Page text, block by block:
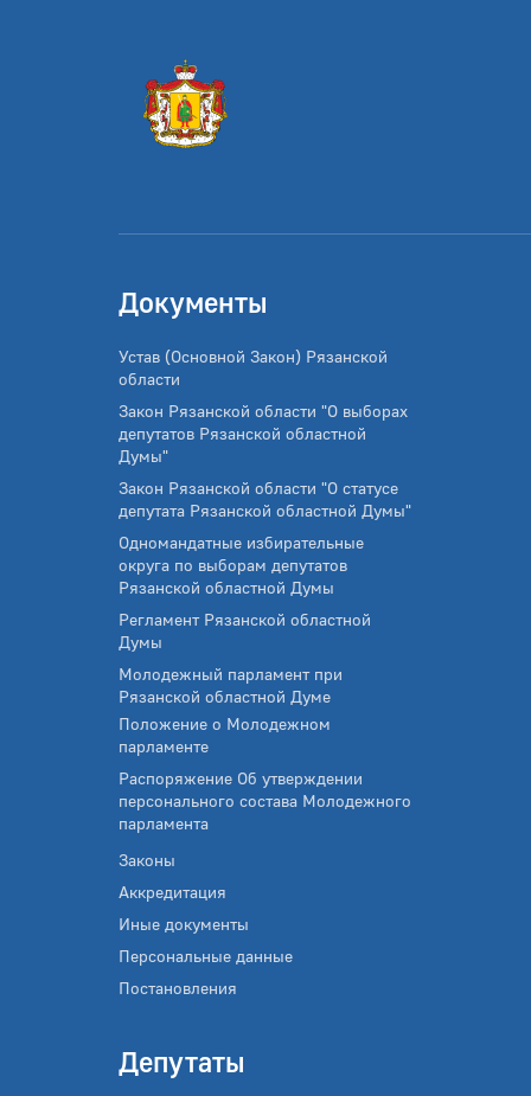
Документы
Устав (Основной Закон) Рязанской
области
Закон Рязанской области "О выборах
депутатов Рязанской областной
Думы"
Закон Рязанской области "О статусе
депутата Рязанской областной Думы"
Одномандатные избирательные
округа по выборам депутатов
Рязанской областной Думы
Регламент Рязанской областной
Думы
Молодежный парламент при
Рязанской областной Думе
Положение о Молодежном
парламенте
Распоряжение Об утверждении
персонального состава Молодежного
парламента
Законы
Аккредитация
Иные документы
Персональные данные
Постановления
Депутаты